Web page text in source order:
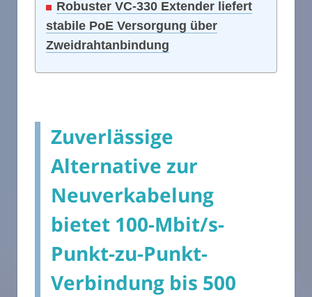
Robuster VC-330 Extender liefert
stabile PoE Versorgung über
Zweidrahtanbindung
Zuverlässige
Alternative zur
Neuverkabelung
bietet 100-Mbit/s-
Punkt-zu-Punkt-
Verbindung bis 500